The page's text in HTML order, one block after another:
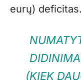
eurų) deficitas.
(KIEK